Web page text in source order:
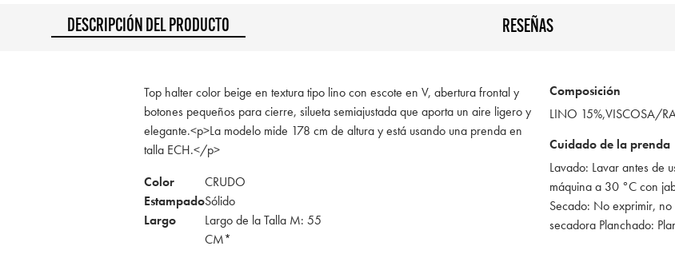
DESCRIPCIÓN DEL PRODUCTO RESEÑAS
Top halter color beige en textura tipo lino con escote en V, abertura frontal y
botones pequeños para cierre, silueta semiajustada que aporta un aire ligero y
elegante.<p>La modelo mide 178 cm de altura y está usando una prenda en
talla ECH.</p>
Color
CRUDO
EstampadoSólido
Largo
Largo de la Talla M: 55
CM*
Composición
LINO 15%,VISCOSA/
Cuidado de la prenda
Lavado: Lavar antes de
máquina a 30 °C con
Secado: No exprimir,
secadora Planchado: